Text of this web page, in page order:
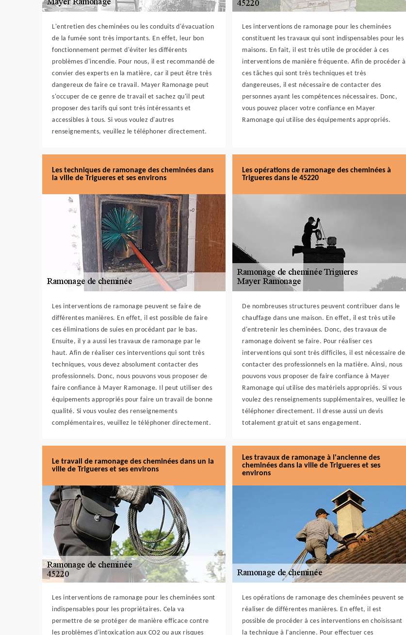
L'entretien des cheminées ou les conduits d'évacuation
de la fumée sont très importants. En effet, leur bon
fonctionnement permet d'éviter les différents
problèmes d'incendie. Pour nous, il est recommandé de
convier des experts en la matière, car il peut être très
dangereux de faire ce travail. Mayer Ramonage peut
s'occuper de ce genre de travail et sachez qu'il peut
proposer des tarifs qui sont très intéressants et
accessibles à tous. Si vous voulez d'autres
renseignements, veuillez le téléphoner directement.
Les interventions de ramonage pour les cheminées
constituent les travaux qui sont indispensables pour les
maisons. En fait, il est très utile de procéder à ces
interventions de manière fréquente. Afin de procéder à
ces tâches qui sont très techniques et très
dangereuses, il est nécessaire de contacter des
personnes ayant les compétences nécessaires. Donc,
vous pouvez placer votre confiance en Mayer
Ramonage qui utilise des équipements appropriés.
Les techniques de ramonage des cheminées dans
la ville de Trigueres et ses environs
Les interventions de ramonage peuvent se faire de
différentes manières. En effet, il est possible de faire
ces éliminations de suies en procédant par le bas.
Ensuite, il y a aussi les travaux de ramonage par le
haut. Afin de réaliser ces interventions qui sont très
techniques, vous devez absolument contacter des
professionnels. Donc, nous pouvons vous proposer de
faire confiance à Mayer Ramonage. Il peut utiliser des
équipements appropriés pour faire un travail de bonne
qualité. Si vous voulez des renseignements
complémentaires, veuillez le téléphoner directement.
Les opérations de ramonage des cheminées à
Trigueres dans le 45220
De nombreuses structures peuvent contribuer dans le
chauffage dans une maison. En effet, il est très utile
d'entretenir les cheminées. Donc, des travaux de
ramonage doivent se faire. Pour réaliser ces
interventions qui sont très difficiles, il est nécessaire de
contacter des professionnels en la matière. Ainsi, nous
pouvons vous proposer de faire confiance à Mayer
Ramonage qui utilise des matériels appropriés. Si vous
voulez des renseignements supplémentaires, veuillez le
téléphoner directement. Il dresse aussi un devis
totalement gratuit et sans engagement.
Le travail de ramonage des cheminées dans un la
ville de Trigueres et ses environs
Les interventions de ramonage pour les cheminées sont
indispensables pour les propriétaires. Cela va
permettre de se protéger de manière efficace contre
les problèmes d'intoxication aux CO2 ou aux risques
Les travaux de ramonage à l'ancienne des
cheminées dans la ville de Trigueres et ses
environs
Les opérations de ramonage des cheminées peuvent se
réaliser de différentes manières. En effet, il est
possible de procéder à ces interventions en choisissant
la technique à l'ancienne. Pour effectuer ces